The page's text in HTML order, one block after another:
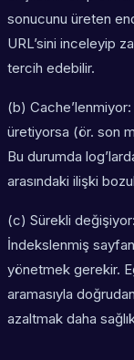
sonucunu üreten
URL’sini inceleyip
tercih edebilir.
(b)
üretiyorsa (ör. son
Bu durumda
arasındaki ilişki
(c) Sürekli
İndekslenmiş
yönetmek gerekir.
aramasıyla
azaltmak daha